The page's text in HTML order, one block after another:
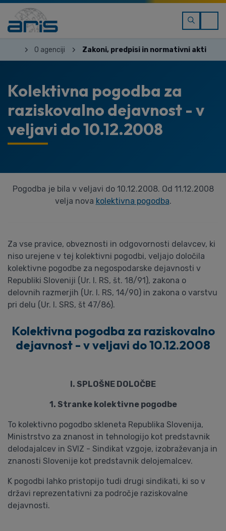
O agenciji Zakoni, predpisi in normativni akti
Kolektivna pogodba za
raziskovalno dejavnost - v
veljavi do 10.12.2008
Pogodba je bila v veljavi do 10.12.2008. Od 11.12.2008
velja nova kolektivna pogodba.
Za vse pravice, obveznosti in odgovornosti delavcev, ki
niso urejene v tej kolektivni pogodbi, veljajo določila
kolektivne pogodbe za negospodarske dejavnosti v
Republiki Sloveniji (Ur. l. RS, št. 18/91), zakona o
delovnih razmerjih (Ur. l. RS, 14/90) in zakona o varstvu
pri delu (Ur. l. SRS, št 47/86).
Kolektivna pogodba za raziskovalno
dejavnost - v veljavi do 10.12.2008
I. SPLOŠNE DOLOČBE
1. Stranke kolektivne pogodbe
To kolektivno pogodbo skleneta Republika Slovenija,
Ministrstvo za znanost in tehnologijo kot predstavnik
delodajalcev in SVIZ - Sindikat vzgoje, izobraževanja in
znanosti Slovenije kot predstavnik delojemalcev.
K pogodbi lahko pristopijo tudi drugi sindikati, ki so v
državi reprezentativni za področje raziskovalne
dejavnosti.